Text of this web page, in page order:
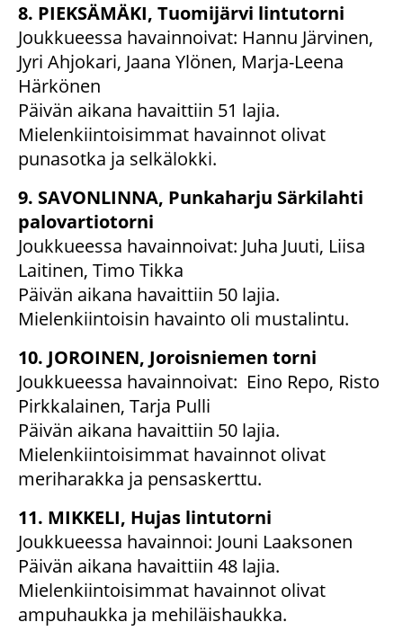
8. PIEKSÄMÄKI, Tuomijärvi lintutorni
Joukkueessa havainnoivat: Hannu Järvinen,
Jyri Ahjokari, Jaana Ylönen, Marja-Leena
Härkönen
Päivän aikana havaittiin 51 lajia.
Mielenkiintoisimmat havainnot olivat
punasotka ja selkälokki.
9. SAVONLINNA, Punkaharju Särkilahti
palovartiotorni
Joukkueessa havainnoivat: Juha Juuti, Liisa
Laitinen, Timo Tikka
Päivän aikana havaittiin 50 lajia.
Mielenkiintoisin havainto oli mustalintu.
10. JOROINEN, Joroisniemen torni
Joukkueessa havainnoivat: Eino Repo, Risto
Pirkkalainen, Tarja Pulli
Päivän aikana havaittiin 50 lajia.
Mielenkiintoisimmat havainnot olivat
meriharakka ja pensaskerttu.
11. MIKKELI, Hujas lintutorni
Joukkueessa havainnoi: Jouni Laaksonen
Päivän aikana havaittiin 48 lajia.
Mielenkiintoisimmat havainnot olivat
ampuhaukka ja mehiläishaukka.